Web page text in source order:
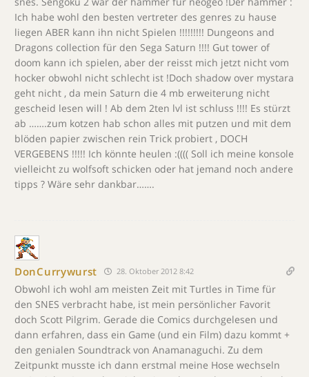
Ich habe wohl den besten vertreter des genres zu hause
liegen ABER kann ihn nicht Spielen !!!!!!!!! Dungeons and
Dragons collection für den Sega Saturn !!!! Gut tower of
doom kann ich spielen, aber der reisst mich jetzt nicht vom
hocker obwohl nicht schlecht ist !Doch shadow over mystara
geht nicht , da mein Saturn die 4 mb erweiterung nicht
gescheid lesen will ! Ab dem 2ten lvl ist schluss !!!! Es stürzt
ab …….zum kotzen hab schon alles mit putzen und mit dem
blöden papier zwischen rein Trick probiert , DOCH
VERGEBENS !!!!! Ich könnte heulen :(((( Soll ich meine konsole
vielleicht zu wolfsoft schicken oder hat jemand noch andere
tipps ? Wäre sehr dankbar…….
DonCurrywurst 28. Oktober 2012 8:42
Obwohl ich wohl am meisten Zeit mit Turtles in Time für
den SNES verbracht habe, ist mein persönlicher Favorit
doch Scott Pilgrim. Gerade die Comics durchgelesen und
dann erfahren, dass ein Game (und ein Film) dazu kommt +
den genialen Soundtrack von Anamanaguchi. Zu dem
Zeitpunkt musste ich dann erstmal meine Hose wechseln